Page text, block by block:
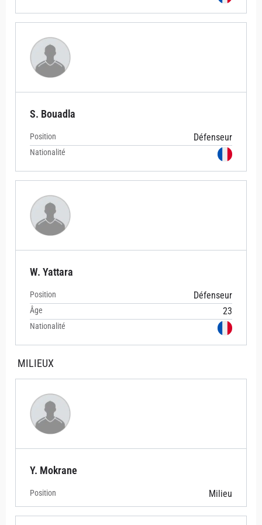
S. Bouadla
Position Défenseur
Nationalité
W. Yattara
Position Défenseur
Âge 23
Nationalité
MILIEUX
Y. Mokrane
Position Milieu